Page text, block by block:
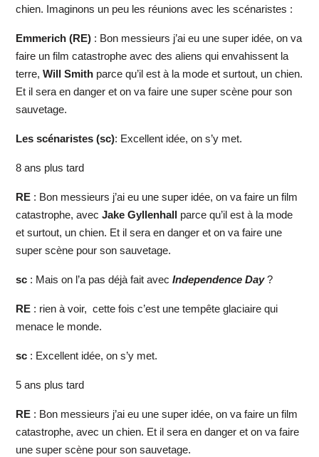
chien. Imaginons un peu les réunions avec les scénaristes :
Emmerich (RE): Bon messieurs j’ai eu une super idée, on va
faire un film catastrophe avec des aliens qui envahissent la
terre, Will Smithparce qu’il est à la mode et surtout, un chien.
Et il sera en danger et on va faire une super scène pour son
sauvetage.
Les scénaristes (sc): Excellent idée, on s’y met.
8 ans plus tard
RE: Bon messieurs j’ai eu une super idée, on va faire un film
catastrophe, avec Jake Gyllenhallparce qu’il est à la mode
et surtout, un chien. Et il sera en danger et on va faire une
super scène pour son sauvetage.
sc: Mais on l’a pas déjà fait avec Independence Day?
RE: rien à voir, cette fois c’est une tempête glaciaire qui
menace le monde.
sc: Excellent idée, on s’y met.
5 ans plus tard
RE: Bon messieurs j’ai eu une super idée, on va faire un film
catastrophe, avec un chien. Et il sera en danger et on va faire
une super scène pour son sauvetage.